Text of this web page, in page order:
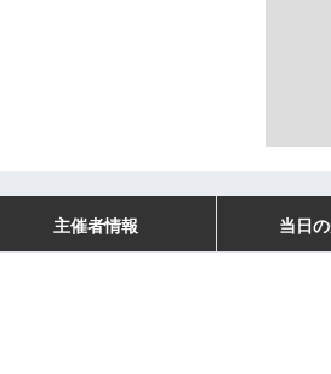
主催者情報 当日